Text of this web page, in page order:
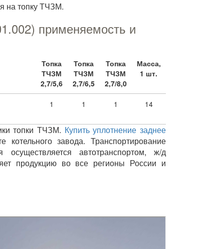
на топку ТЧЗМ.
применяемость и
Топка
ТЧЗМ
2,7/5,6
Топка
ТЧЗМ
2,7/6,5
Топка
ТЧЗМ
2,7/8,0
Масса,
1 шт.
1 1 1 14
топки ТЧЗМ. Купить уплотнение заднее
завода. Транспортирование
осуществляется автотранспортом, ж/д
продукцию во все регионы России и